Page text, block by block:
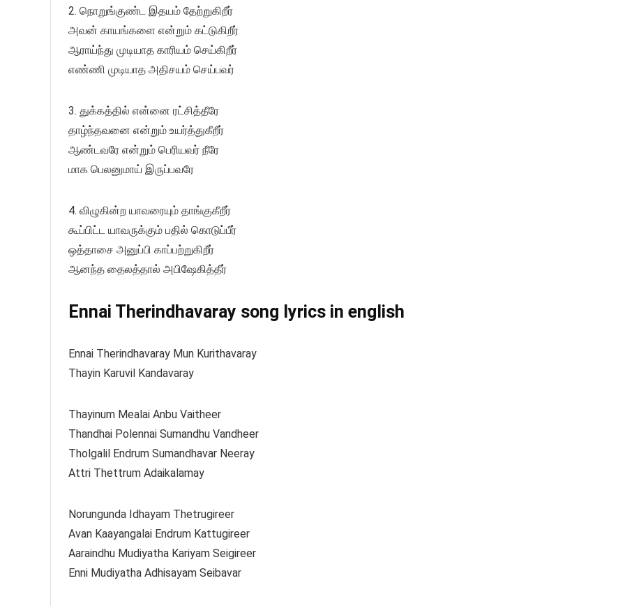
2. நொறுங்குண்ட இதயம் தேற்றுகிறீர்
அவன் காயங்களை என்றும் கட்டுகிறீர்
ஆராய்ந்து முடியாத காரியம் செய்கிறீர்
எண்ணி முடியாத அதிசயம் செய்பவர்
3. துக்கத்தில் என்னை ரட்சித்தீரே
தாழ்ந்தவனை என்றும் உயர்த்துகீறீர்
ஆண்டவரே என்றும் பெரியவர் நீரே
மாக பெலனுமாய் இருப்பவரே
4. விழுகின்ற யாவரையும் தாங்குகீறீர்
கூப்பிட்ட யாவருக்கும் பதில் கொடுப்பீர்
ஒத்தாசை அனுப்பி காப்பற்றுகிறீர்
ஆனந்த தைலத்தால் அபிஷேகித்தீர்
Ennai Therindhavaray song lyrics in english
Ennai Therindhavaray Mun Kurithavaray
Thayin Karuvil Kandavaray
Thayinum Mealai Anbu Vaitheer
Thandhai Polennai Sumandhu Vandheer
Tholgalil Endrum Sumandhavar Neeray
Attri Thettrum Adaikalamay
Norungunda Idhayam Thetrugireer
Avan Kaayangalai Endrum Kattugireer
Aaraindhu Mudiyatha Kariyam Seigireer
Enni Mudiyatha Adhisayam Seibavar